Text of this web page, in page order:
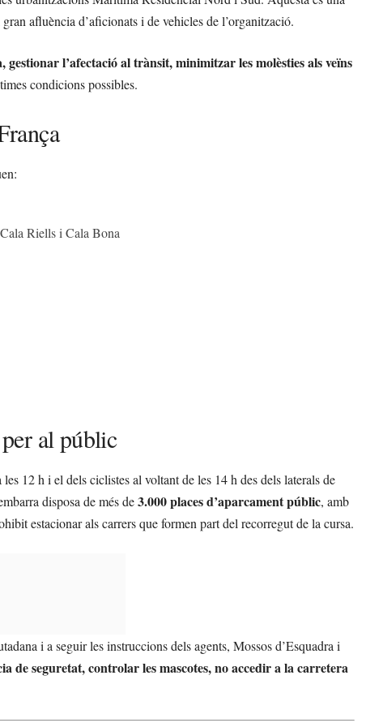
afluència d’aficionats i de vehicles de l’organització.
gestionar l’afectació al trànsit, minimitzar les molèsties als veïns
condicions possibles.
Riells i Cala Bona
al públic
12 h i el dels ciclistes al voltant de les 14 h des dels laterals de
disposa de més de3.000 places d’aparcament públic, amb
estacionar als carrers que formen part del recorregut de la cursa.
i a seguir les instruccions dels agents, Mossos d’Esquadra i
de seguretat, controlar les mascotes, no accedir a la carretera